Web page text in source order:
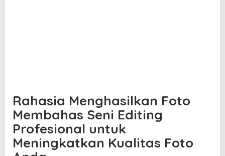
Rahasia Menghasilkan Foto
Membahas Seni Editing
Profesional untuk
Meningkatkan Kualitas Foto